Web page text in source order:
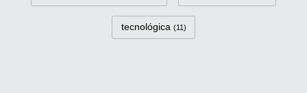
tecnológica (11)